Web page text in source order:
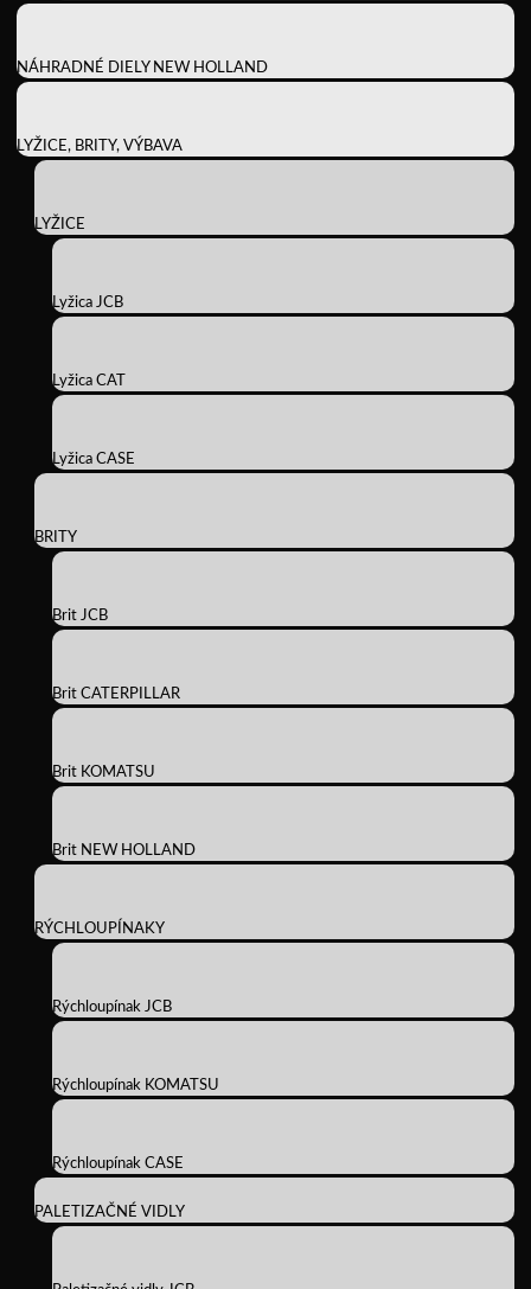
NÁHRADNÉ DIELY NEW HOLLAND
LYŽICE, BRITY, VÝBAVA
LYŽICE
Lyžica JCB
Lyžica CAT
Lyžica CASE
BRITY
Brit JCB
Brit CATERPILLAR
Brit KOMATSU
Brit NEW HOLLAND
RÝCHLOUPÍNAKY
Rýchloupínak JCB
Rýchloupínak KOMATSU
Rýchloupínak CASE
PALETIZAČNÉ VIDLY